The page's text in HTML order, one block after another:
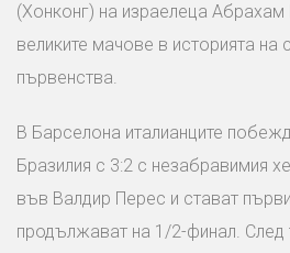
(Хонконг) на израелеца Абрахам
великите мачове в историята на
първенства.
В Барселона италианците
Бразилия с 3:2 с незабравимия
във Валдир Перес и стават
продължават на 1/2-финал.